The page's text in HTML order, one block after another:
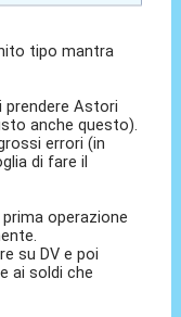
tipo mantra
prendere Astori
anche questo).
errori (in
di fare il
operazione
su DV e poi
ai soldi che